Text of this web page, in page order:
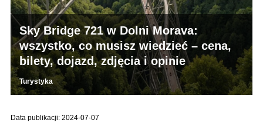
Sky Bridge 721 w Dolni Morava:
wszystko, co musisz wiedzieć – cena,
bilety, dojazd, zdjęcia i opinie
Turystyka
Data publikacji: 2024-07-07